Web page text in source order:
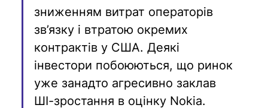
зниженням витрат операторів
зв’язку і втратою окремих
контрактів у США. Деякі
інвестори побоюються, що ринок
уже занадто агресивно заклав
ШІ-зростання в оцінку Nokia.